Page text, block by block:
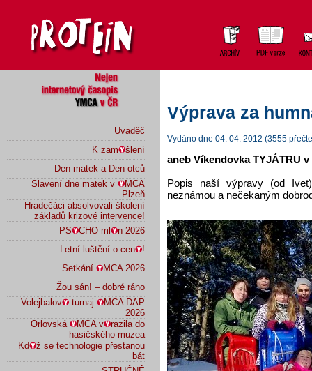
Uvaděč
K zam
šlení
Den matek a Den otců
Slavení dne matek v
MCA
Plzeň
Hradečáci absolvovali školení
základů krizové intervence!
PS
CHO ml
n 2026
Letní luštění o cen
!
Setkání
MCA 2026
Žou sán! – dobré ráno
Volejbalov
turnaj
MCA DAP
2026
Orlovská
MCA v
razila do
hasičského muzea
Kd
ž se technologie přestanou
bát
Výprava za
Vydáno dne 04. 04. 2012 (3555
aneb Víkendovka TYJÁTRU v
Popis naší výpravy (od
neznámou a nečekaným